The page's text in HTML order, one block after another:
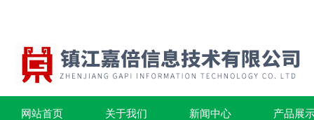
网站首页 关于我们 新闻中心 产品展